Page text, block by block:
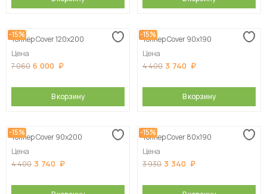
-15%
Топпер Cover 120х200
Цена
7 060 6 000
В корзину
-15%
Топпер Cover 90х190
Цена
4 400 3 740
В корзину
-15%
Топпер Cover 90х200
Цена
4 400 3 740
-15%
Топпер Cover 80х190
Цена
3 930 3 340